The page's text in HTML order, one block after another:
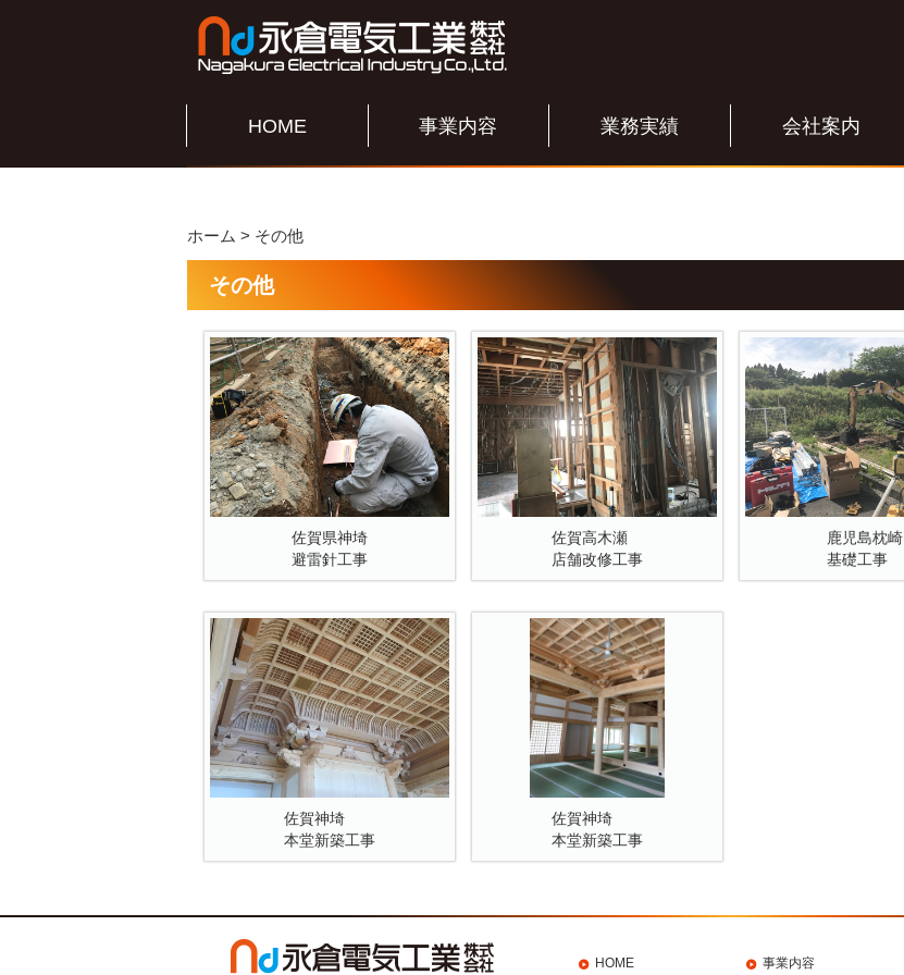
HOME 事業内容 業務実績 会社案内
ホーム > その他
その他
佐賀県神埼
避雷針工事
佐賀高木瀬
店舗改修工事
鹿児島枕崎
基礎工事
佐賀神埼
本堂新築工事
佐賀神埼
本堂新築工事
HOME 事業内容